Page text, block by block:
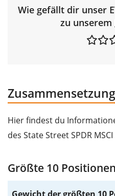
Wie gefällt dir unser
zu unserem
Zusammensetzung
Hier findest du
des State Street SPDR MSCI
Größte 10 Positionen